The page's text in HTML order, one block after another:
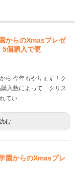
からのXmasプレゼ
個購入で更
ら 今年もやります！ク
購入数によって クリス
てい...
む
園からのXmasプレ